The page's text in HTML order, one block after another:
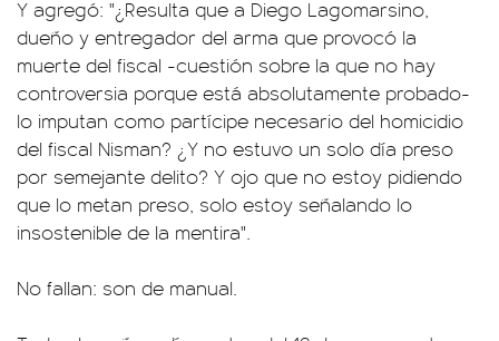
Y agregó: "¿Resulta que a Diego Lagomarsino,
dueño y entregador del arma que provocó la
muerte del fiscal -cuestión sobre la que no hay
controversia porque está absolutamente probado-
lo imputan como partícipe necesario del homicidio
del fiscal Nisman? ¿Y no estuvo un solo día preso
por semejante delito? Y ojo que no estoy pidiendo
que lo metan preso, solo estoy señalando lo
insostenible de la mentira".
No fallan: son de manual.